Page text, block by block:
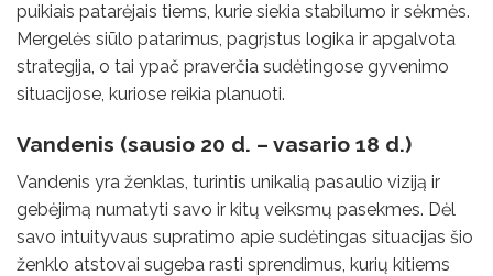
puikiais patarėjais tiems, kurie siekia stabilumo ir sėkmės.
Mergelės siūlo patarimus, pagrįstus logika ir apgalvota
strategija, o tai ypač praverčia sudėtingose ​​gyvenimo
situacijose, kuriose reikia planuoti.
Vandenis (sausio 20 d. – vasario 18 d.)
Vandenis yra ženklas, turintis unikalią pasaulio viziją ir
gebėjimą numatyti savo ir kitų veiksmų pasekmes. Dėl
savo intuityvaus supratimo apie sudėtingas situacijas šio
ženklo atstovai sugeba rasti sprendimus, kurių kitiems